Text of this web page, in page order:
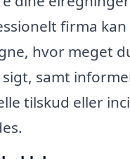
firma
hvor meget
samt
tilskud eller